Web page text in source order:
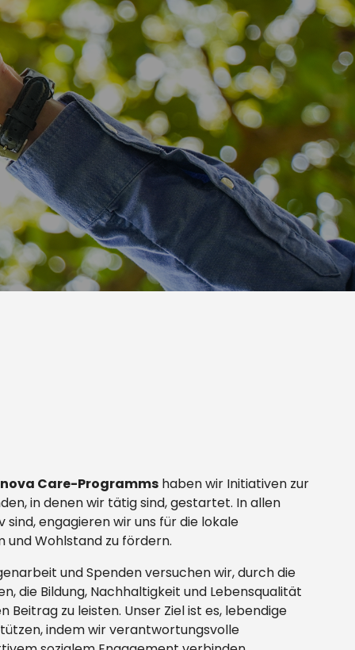
Care-Programmshaben wir Initiativen zur
in denen wir tätig sind, gestartet. In allen
sind, engagieren wir uns für die lokale
und Wohlstand zu fördern.
und Spenden versuchen wir, durch die
die Bildung, Nachhaltigkeit und Lebensqualität
Beitrag zu leisten. Unser Ziel ist es, lebendige
indem wir verantwortungsvolle